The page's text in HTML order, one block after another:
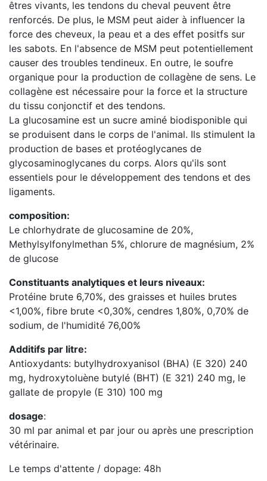
êtres vivants, les tendons du cheval peuvent être
renforcés. De plus, le MSM peut aider à influencer la
force des cheveux, la peau et a des effet positfs sur
les sabots. En l'absence de MSM peut potentiellement
causer des troubles tendineux. En outre, le soufre
organique pour la production de collagène de sens. Le
collagène est nécessaire pour la force et la structure
du tissu conjonctif et des tendons.
La glucosamine est un sucre aminé biodisponible qui
se produisent dans le corps de l'animal. Ils stimulent la
production de bases et protéoglycanes de
glycosaminoglycanes du corps. Alors qu'ils sont
essentiels pour le développement des tendons et des
ligaments.
composition:
Le chlorhydrate de glucosamine de 20%,
Methylsylfonylmethan 5%, chlorure de magnésium, 2%
de glucose
Constituants analytiques et leurs niveaux:
Protéine brute 6,70%, des graisses et huiles brutes
<1,00%, fibre brute <0,30%, cendres 1,80%, 0,70% de
sodium, de l'humidité 76,00%
Additifs par litre:
Antioxydants: butylhydroxyanisol (BHA) (E 320) 240
mg, hydroxytoluène butylé (BHT) (E 321) 240 mg, le
gallate de propyle (E 310) 100 mg
dosage:
30 ml par animal et par jour ou après une prescription
vétérinaire.
Le temps d'attente / dopage: 48h